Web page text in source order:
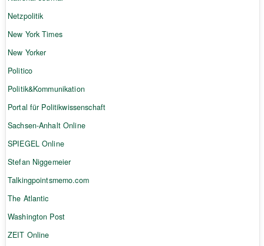
Netzpolitik
New York Times
New Yorker
Politico
Politik&Kommunikation
Portal für Politikwissenschaft
Sachsen-Anhalt Online
SPIEGEL Online
Stefan Niggemeier
Talkingpointsmemo.com
The Atlantic
Washington Post
ZEIT Online